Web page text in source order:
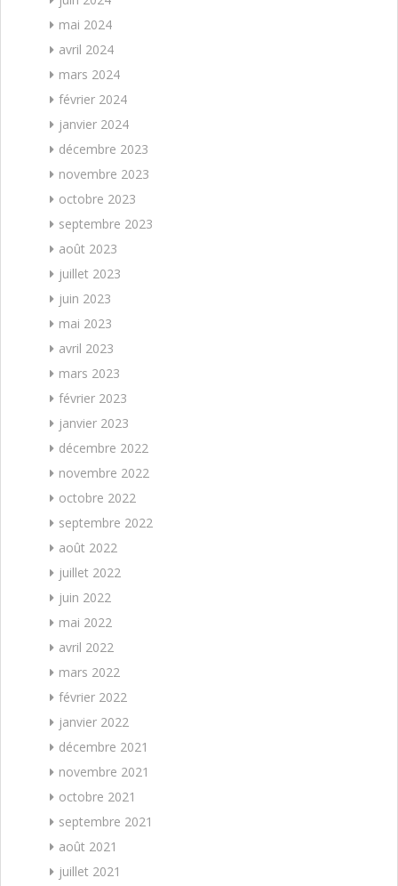
mai 2024
avril 2024
mars 2024
février 2024
janvier 2024
décembre 2023
novembre 2023
octobre 2023
septembre 2023
août 2023
juillet 2023
juin 2023
mai 2023
avril 2023
mars 2023
février 2023
janvier 2023
décembre 2022
novembre 2022
octobre 2022
septembre 2022
août 2022
juillet 2022
juin 2022
mai 2022
avril 2022
mars 2022
février 2022
janvier 2022
décembre 2021
novembre 2021
octobre 2021
septembre 2021
août 2021
juillet 2021